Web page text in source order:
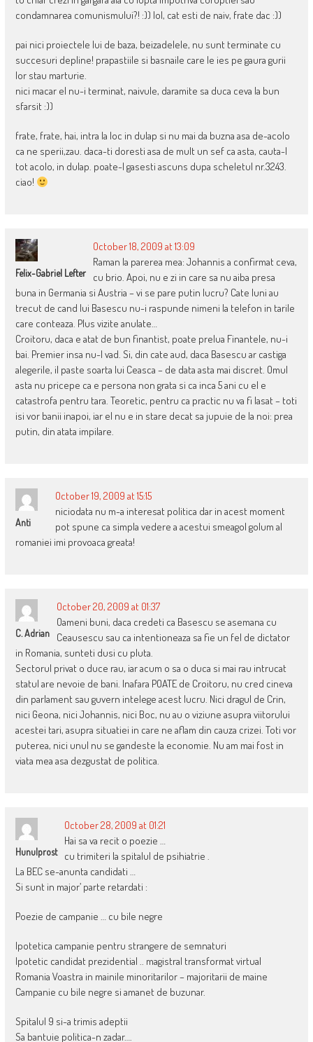
condamnarea comunismului?! :)) lol, cat esti de naiv, frate dac :))
pai nici proiectele lui de baza, beizadelele, nu sunt terminate cu
succesuri depline! prapastiile si basnaile care le ies pe gaura gurii
lor stau marturie.
nici macar el nu-i terminat, naivule, daramite sa duca ceva la bun
sfarsit :))
frate, frate, hai, intra la loc in dulap si nu mai da buzna asa de-acolo
ca ne sperii,zau. daca-ti doresti asa de mult un sef ca asta, cauta-l
tot acolo, in dulap. poate-l gasesti ascuns dupa scheletul nr.3243.
ciao!
Felix-Gabriel Lefter
October 18, 2009 at 13:09
Raman la parerea mea: Johannis a confirmat ceva,
cu brio. Apoi, nu e zi in care sa nu aiba presa
buna in Germania si Austria – vi se pare putin lucru? Cate luni au
trecut de cand lui Basescu nu-i raspunde nimeni la telefon in tarile
care conteaza. Plus vizite anulate…
Croitoru, daca e atat de bun finantist, poate prelua Finantele, nu-i
bai. Premier insa nu-l vad. Si, din cate aud, daca Basescu ar castiga
alegerile, il paste soarta lui Ceasca – de data asta mai discret. Omul
asta nu pricepe ca e persona non grata si ca inca 5 ani cu el e
catastrofa pentru tara. Teoretic, pentru ca practic nu va fi lasat – toti
isi vor banii inapoi, iar el nu e in stare decat sa jupuie de la noi: prea
putin, din atata impilare.
Anti
October 19, 2009 at 15:15
niciodata nu m-a interesat politica dar in acest moment
pot spune ca simpla vedere a acestui smeagol golum al
romaniei imi provoaca greata!
C. Adrian
October 20, 2009 at 01:37
Oameni buni, daca credeti ca Basescu se asemana cu
Ceausescu sau ca intentioneaza sa fie un fel de dictator
in Romania, sunteti dusi cu pluta.
Sectorul privat o duce rau, iar acum o sa o duca si mai rau intrucat
statul are nevoie de bani. Inafara POATE de Croitoru, nu cred cineva
din parlament sau guvern intelege acest lucru. Nici dragul de Crin,
nici Geona, nici Johannis, nici Boc, nu au o viziune asupra viitorului
acestei tari, asupra situatiei in care ne aflam din cauza crizei. Toti vor
puterea, nici unul nu se gandeste la economie. Nu am mai fost in
viata mea asa dezgustat de politica.
Hunulprost
October 28, 2009 at 01:21
Hai sa va recit o poezie …
cu trimiteri la spitalul de psihiatrie .
La BEC se-anunta candidati …
Si sunt in major’ parte retardati :
Poezie de campanie … cu bile negre
Ipotetica campanie pentru strangere de semnaturi
Ipotetic candidat prezidential .. magistral transformat virtual
Romania Voastra in mainile minoritarilor – majoritarii de maine
Campanie cu bile negre si amanet de buzunar.
Spitalul 9 si-a trimis adeptii
Sa bantuie politica-n zadar….